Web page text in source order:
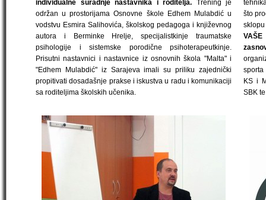
individualne suradnje nastavnika i roditelja. Trening je
održan u prostorijama Osnovne škole Edhem Mulabdić u
vodstvu Esmira Salihovića, školskog pedagoga i književnog
autora i Berminke Hrelje, specijalistkinje traumatske
psihologije i sistemske porodične psihoterapeutkinje.
Prisutni nastavnici i nastavnice iz osnovnih škola "Malta" i
"Edhem Mulabdić" iz Sarajeva imali su priliku zajednički
propitivati dosadašnje prakse i iskustva u radu i komunikaciji
sa roditeljima školskih učenika.
što
KS i
SBK